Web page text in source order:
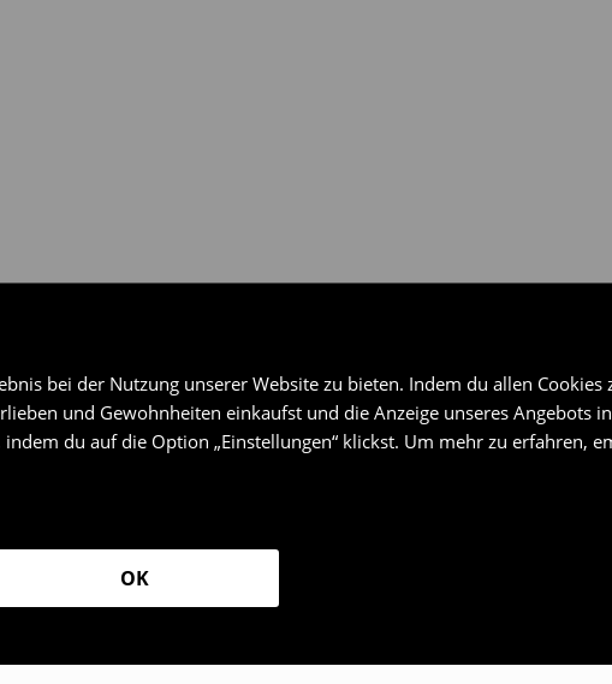
bei der Nutzung unserer Website zu bieten. Indem du allen
und Gewohnheiten einkaufst und die Anzeige unseres Angebots
du auf die Option „Einstellungen“ klickst. Um mehr zu erfahren,
OK